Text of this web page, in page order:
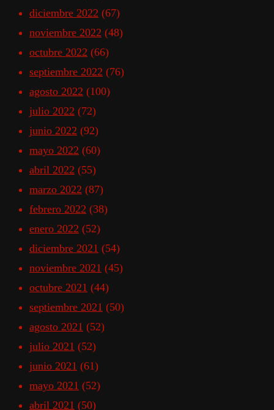
diciembre 2022 (67)
noviembre 2022 (48)
octubre 2022 (66)
septiembre 2022 (76)
agosto 2022 (100)
julio 2022 (72)
junio 2022 (92)
mayo 2022 (60)
abril 2022 (55)
marzo 2022 (87)
febrero 2022 (38)
enero 2022 (52)
diciembre 2021 (54)
noviembre 2021 (45)
octubre 2021 (44)
septiembre 2021 (50)
agosto 2021 (52)
julio 2021 (52)
junio 2021 (61)
mayo 2021 (52)
abril 2021 (50)